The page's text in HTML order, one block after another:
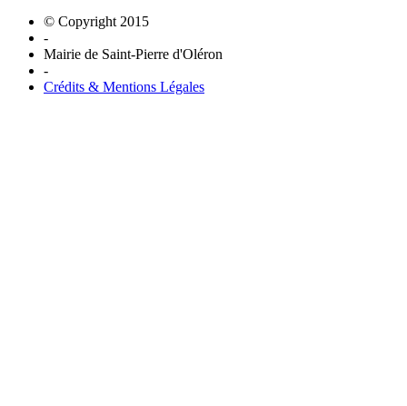
© Copyright 2015
-
Mairie de Saint-Pierre d'Oléron
-
Crédits & Mentions Légales